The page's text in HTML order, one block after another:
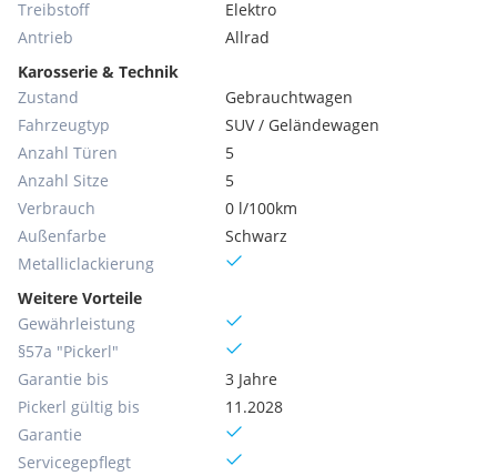
Treibstoff
Elektro
Antrieb
Allrad
Karosserie & Technik
Zustand
Gebrauchtwagen
Fahrzeugtyp
SUV / Geländewagen
Anzahl Türen
5
Anzahl Sitze
5
Verbrauch
0 l/100km
Außenfarbe
Schwarz
Metallic­lackierung
Weitere Vorteile
Gewährleistung
§57a "Pickerl"
Garantie bis
3 Jahre
Pickerl gültig bis
11.2028
Garantie
Servicegepflegt